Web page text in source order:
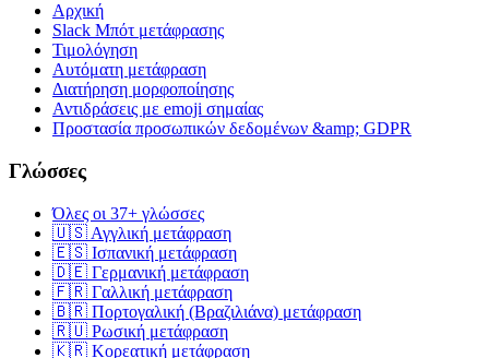
Αρχική
Slack Μπότ μετάφρασης
Τιμολόγηση
Αυτόματη μετάφραση
Διατήρηση μορφοποίησης
Αντιδράσεις με emoji σημαίας
Προστασία προσωπικών δεδομένων &amp; GDPR
Γλώσσες
Όλες οι 37+ γλώσσες
🇺🇸 Αγγλική μετάφραση
🇪🇸 Ισπανική μετάφραση
🇩🇪 Γερμανική μετάφραση
🇫🇷 Γαλλική μετάφραση
🇧🇷 Πορτογαλική (Βραζιλιάνα) μετάφραση
🇷🇺 Ρωσική μετάφραση
🇰🇷 Κορεατική μετάφραση